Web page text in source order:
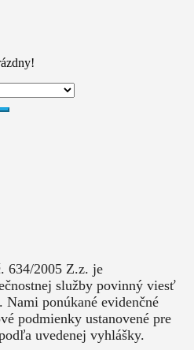
634/2005 Z.z. je
služby povinný viesť
Nami ponúkané evidenčné
podmienky ustanovené pre
uvedenej vyhlášky.